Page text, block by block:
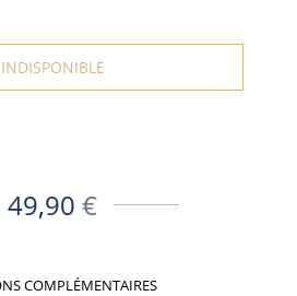
INDISPONIBLE
49,90 €
COMPLÉMENTAIRES